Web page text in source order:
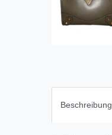
Beschreibung